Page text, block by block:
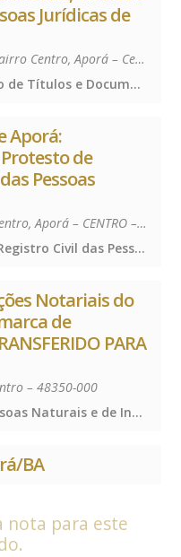
Jurídicas de
Rua Dr. Luiz Viana Filho, 205, bairro Centro, Aporá – Centro – 48350-000
Registro de Imóveis, Registro de Títulos e Documentos e Civis das Pessoas Jurídicas, Registro de Imóveis, Registro de Títulos e Documentos e Civis das Pessoas Jurídicas, Registro de Imóveis, Registro de Títulos e Documentos e Civis das Pessoas Jurídicas, Registro de Imóveis, Registro de Títulos e Documentos e Civis das Pessoas Jurídicas
Aporá:
de
Pessoas
Rua Dr. Luiz Viana Filho, 205, Centro, Aporá – CENTRO – 48350-000
Notas, Protesto de Títulos, Registro Civil das Pessoas Naturais e de Interdições e Tutelas, Notas, Protesto de Títulos, Registro Civil das Pessoas Naturais e de Interdições e Tutelas, Notas, Protesto de Títulos, Registro Civil das Pessoas Naturais e de Interdições e Tutelas, Notas, Protesto de Títulos, Registro Civil das Pessoas Naturais e de Interdições e Tutelas
Notariais do
de
PARA
– 48350-000
Notas, Registro Civil das Pessoas Naturais e de Interdições e Tutelas, Notas, Registro Civil das Pessoas Naturais e de Interdições e Tutelas, Notas, Registro Civil das Pessoas Naturais e de Interdições e Tutelas, Notas, Registro Civil das Pessoas Naturais e de Interdições e Tutelas
BA
nota para este